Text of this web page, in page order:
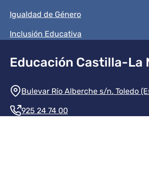
Igualdad de Género
Inclusión Educativa
Educación Castilla-La
Información de la
Bulevar Río Alberche s/n. Toledo
925 24 74 00